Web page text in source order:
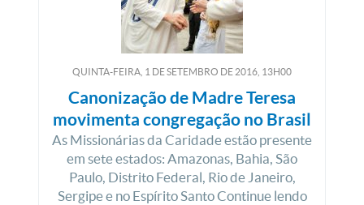
QUINTA-FEIRA, 1 DESETEMBRO DE 2016, 13H00
Canonização de Madre Teresa
movimenta congregação no Brasil
As Missionárias da Caridade estão presente
em sete estados: Amazonas, Bahia, São
Paulo, Distrito Federal, Rio de Janeiro,
Sergipe e no Espírito Santo Continue lendo